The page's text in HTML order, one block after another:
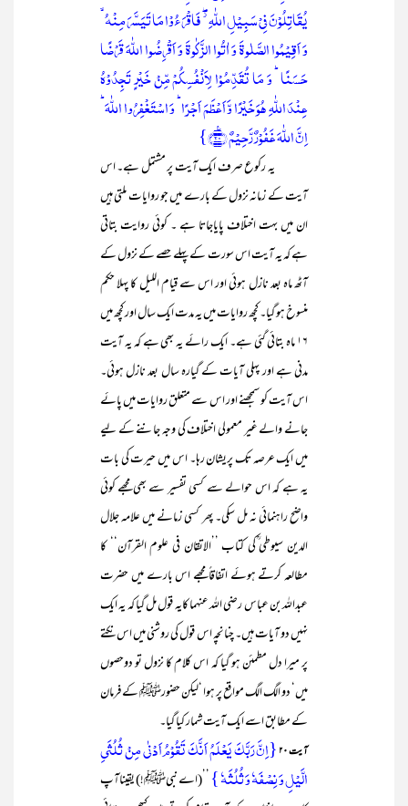
یُقَاتِلُوۡنَ فِیۡ سَبِیۡلِ اللّٰہِ ۫ۖ فَاقۡرَءُوۡا مَا تَیَسَّرَ مِنۡہُ ۙ
وَ اَقِیۡمُوا الصَّلٰوۃَ وَ اٰتُوا الزَّکٰوۃَ وَ اَقۡرِضُوا اللّٰہَ قَرۡضًا
حَسَنًا ؕ وَ مَا تُقَدِّمُوۡا لِاَنۡفُسِکُمۡ مِّنۡ خَیۡرٍ تَجِدُوۡہُ
عِنۡدَ اللّٰہِ ہُوَ خَیۡرًا وَّ اَعۡظَمَ اَجۡرًا ؕ وَ اسۡتَغۡفِرُوا اللّٰہَ ؕ
اِنَّ اللّٰہَ غَفُوۡرٌ رَّحِیۡمٌ ﴿٪۲۰﴾}
یہ رکوع صرف ایک آیت پر مشتمل ہے۔ اس
آیت کے زمانہ نزول کے بارے میں جو روایات ملتی ہیں
ان میں بہت اختلاف پایاجاتا ہے ۔ کوئی روایت بتاتی
ہے کہ یہ آیت اس سورت کے پہلے حصے کے نزول کے
آٹھ ماہ بعد نازل ہوئی اور اس سے قیام اللیل کا پہلا حکم
منسوخ ہو گیا۔ کچھ روایات میں یہ مدت ایک سال اور کچھ میں
۱۶ ماہ بتائی گئی ہے۔ ایک رائے یہ بھی ہے کہ یہ آیت
مدنی ہے اور پہلی آیات کے گیارہ سال بعد نازل ہوئی۔
اس آیت کو سمجھنے اور اس سے متعلق روایات میں پائے
جانے والے غیر معمولی اختلاف کی وجہ جاننے کے لیے
میں ایک عرصہ تک پریشان رہا۔ اس میں حیرت کی بات
یہ ہے کہ اس حوالے سے کسی تفسیر سے بھی مجھے کوئی
واضح راہنمائی نہ مل سکی۔ پھر کسی زمانے میں علامہ جلال
الدین سیوطی ؒکی کتاب ’’الاتقان فی علوم القرآن‘‘ کا
مطالعہ کرتے ہوئے اتفاقاً مجھے اس بارے میں حضرت
عبداللہ بن عباس رضی اللہ عنہما کایہ قول مل گیا کہ یہ ایک
نہیں دو آیات ہیں۔ چنانچہ اس قول کی روشنی میں اس نکتے
پر میرا دل مطمئن ہو گیا کہ اس کلام کا نزول تو دوحصوں
میں‘ دو الگ الگ مواقع پر ہوا ‘لیکن حضورﷺ کے فرمان
کے مطابق اسے ایک آیت شمار کیا گیا۔
آیت ۲۰
{اِنَّ رَبَّکَ یَعۡلَمُ اَنَّکَ تَقُوۡمُ اَدۡنٰی مِنۡ ثُلُثَیِ
الَّیۡلِ وَ نِصۡفَہٗ وَ ثُلُثَہٗ } ’’(اے نبیﷺ!) یقیناآپ